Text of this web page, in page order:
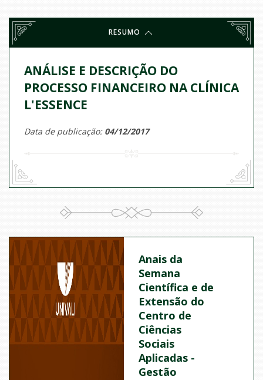
RESUMO
ANÁLISE E DESCRIÇÃO DO
PROCESSO FINANCEIRO NA CLÍNICA
L'ESSENCE
Data de publicação: 04/12/2017
Anais da
Semana
Científica e de
Extensão do
Centro de
Ciências
Sociais
Aplicadas -
Gestão